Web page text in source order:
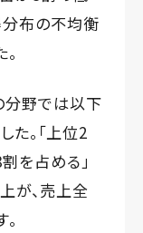
分布の不均衡
分野では以下
た。「上位2
を占める」
が、売上全